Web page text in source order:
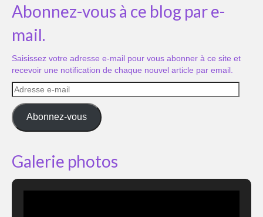
Abonnez-vous à ce blog par e-
mail.
Saisissez votre adresse e-mail pour vous abonner à ce site et
recevoir une notification de chaque nouvel article par email.
Adresse
e-
mail
Abonnez-vous
Galerie photos